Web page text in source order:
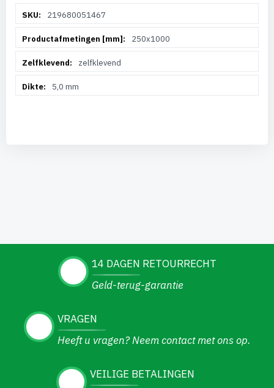
informatie219680051467
250x1000
zelfklevend
5,0 mm
14 DAGEN RETOURRECHT
Geld-terug-garantie
VRAGEN
Heeft u vragen? Neem contact met ons op.
VEILIGE BETALINGEN